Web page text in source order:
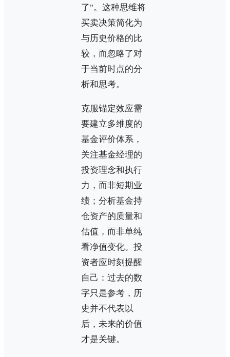
了"。这种思维将
买卖决策简化为
与历史价格的比
较，而忽略了对
于当前时点的分
析和思考。
克服锚定效应需
要建立多维度的
基金评价体系，
关注基金经理的
投资理念和执行
力，而非短期业
绩；分析基金持
仓资产的质量和
估值，而非单纯
看净值变化。投
资者应时刻提醒
自己：过去的数
字只是参考，历
史并不代表以
后，未来的价值
才是关键。